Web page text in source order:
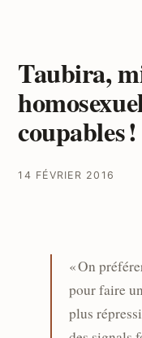
Taubira,
coupables !
14 FÉVRIER 2016
« On
pour faire
plus